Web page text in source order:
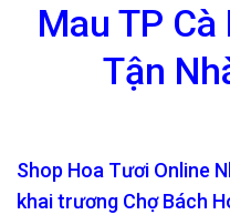
Mau TP
Tận
Shop Hoa Tươi Online
khai trương Chợ Bách